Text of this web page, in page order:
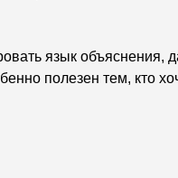
язык объяснения,
полезен тем, кто